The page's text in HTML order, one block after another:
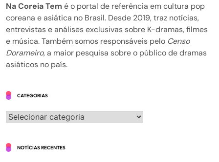
Na Coreia Tem é o portal de referência em cultura pop
coreana e asiática no Brasil. Desde 2019, traz notícias,
entrevistas e análises exclusivas sobre K-dramas, filmes
e música. Também somos responsáveis pelo Censo
Dorameiro, a maior pesquisa sobre o público de dramas
asiáticos no país.
CATEGORIAS
Categorias
NOTÍCIAS RECENTES